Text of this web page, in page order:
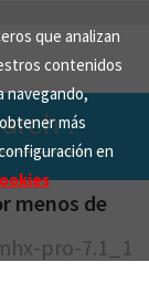
que analizan
contenidos
navegando,
más
en
menos de
pro-7.1_1